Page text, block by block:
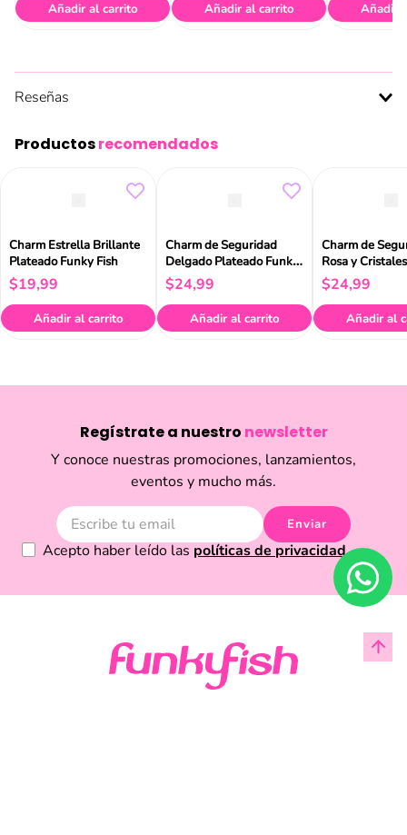
Añadir al carrito Añadir al carrito Añadir
Reseñas
Productosrecomendados
Charm Estrella Brillante
Plateado Funky Fish
$19,99
Añadir al carrito
Charm de Seguridad
Delgado Plateado Funky
Fish
$24,99
Añadir al carrito
Charm de
Rosa y Cristales
Plateados
$24,99
Añadir al
Regístrate a nuestro newsletter
Y conoce nuestras promociones, lanzamientos,
eventos y mucho más.
Enviar
Acepto haber leído las políticas de privacidad.